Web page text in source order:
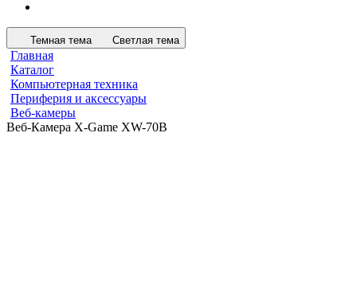
Темная тема Светлая тема
Главная
Каталог
Компьютерная техника
Периферия и аксессуары
Веб-камеры
Веб-Камера X-Game XW-70B